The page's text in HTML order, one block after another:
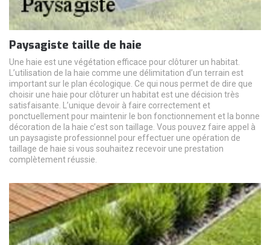
Paysagiste taille de haie
Une haie est une végétation efficace pour clôturer un habitat.
L’utilisation de la haie comme une délimitation d’un terrain est
important sur le plan écologique. Ce qui nous permet de dire que
choisir une haie pour clôturer un habitat est une décision très
satisfaisante. L’unique devoir à faire correctement et
ponctuellement pour maintenir le bon fonctionnement et la bonne
décoration de la haie c’est son taillage. Vous pouvez faire appel à
un paysagiste professionnel pour effectuer une opération de
taillage de haie si vous souhaitez recevoir une prestation
complètement réussie.